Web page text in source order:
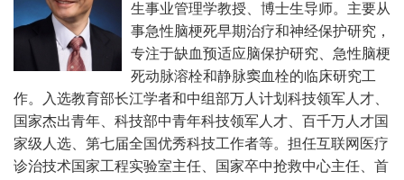
生事业管理学教授、博士生导师。主要从
事急性脑梗死早期治疗和神经保护研究，
专注于缺血预适应脑保护研究、急性脑梗
死动脉溶栓和静脉窦血栓的临床研究工
作。
入选教育部长江学者和中组部万人计划科技领军人才、
国家杰出青年、科技部中青年科技领军人才、百千万人才国
家级人选、第七届全国优秀科技工作者等。担任互联网医疗
诊治技术国家工程实验室主任、国家卒中抢救中心主任、首